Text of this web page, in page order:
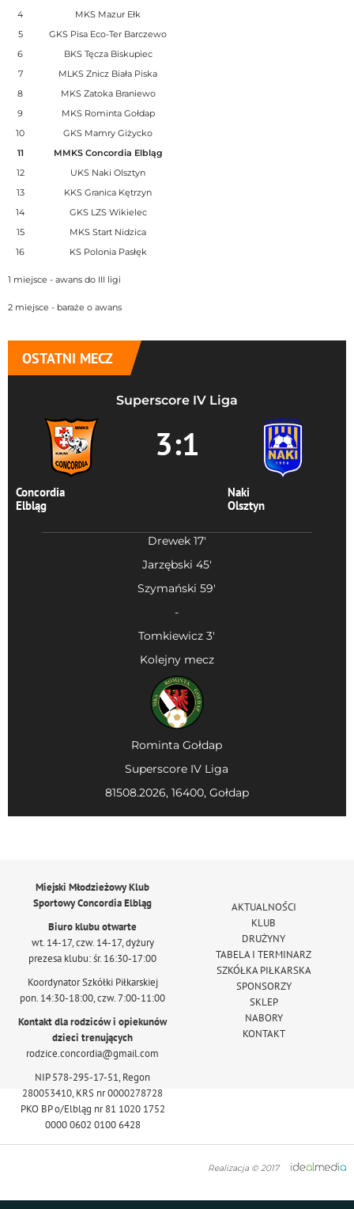
4
MKS Mazur Ełk
5
GKS Pisa Eco-Ter Barczewo
6
BKS Tęcza Biskupiec
7
MLKS Znicz Biała Piska
8
MKS Zatoka Braniewo
9
MKS Rominta Gołdap
10
GKS Mamry Giżycko
11
MMKS Concordia Elbląg
12
UKS Naki Olsztyn
13
KKS Granica Kętrzyn
14
GKS LZS Wikielec
15
MKS Start Nidzica
16
KS Polonia Pasłęk
1 miejsce - awans do III ligi
2 miejsce - baraże o awans
OSTATNI MECZ
Superscore IV Liga
Concordia
Elbląg
3:1
Naki
Olsztyn
Drewek 17'
Jarzębski 45'
Szymański 59'
-
Tomkiewicz 3'
Kolejny mecz
Rominta Gołdap
Superscore IV Liga
81508.2026, 16400, Gołdap
Miejski Młodzieżowy Klub
Sportowy Concordia Elbląg
Biuro klubu otwarte
wt. 14-17, czw. 14-17, dyżury
prezesa klubu: śr. 16:30-17:00
Koordynator Szkółki Piłkarskiej
pon. 14:30-18:00, czw. 7:00-11:00
Kontakt dla rodziców i opiekunów
dzieci trenujących
rodzice.concordia@gmail.com
NIP 578-295-17-51, Regon
280053410, KRS nr 0000278728
PKO BP o/Elbląg nr 81 1020 1752
0000 0602 0100 6428
AKTUALNOŚCI
KLUB
DRUŻYNY
TABELA I TERMINARZ
SZKÓŁKA PIŁKARSKA
SPONSORZY
SKLEP
NABORY
KONTAKT
Realizacja © 2017